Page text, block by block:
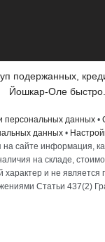
подержанных,
Йошкар-Оле быстро.
персональных данных•
данных •
на сайте информация,
на складе,
и не является
Статьи 437(2)